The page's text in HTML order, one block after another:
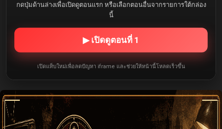
กดปุ่มด้านล่างเพื่อเปิดดูตอนแรก หรือเลือกตอนอื่นจากรายการใต้กล่อง
นี้
▶ เปิดดูตอนที่ 1
เปิดแท็บใหม่เพื่อลดปัญหา iframe และช่วยให้หน้านี้โหลดเร็วขึ้น